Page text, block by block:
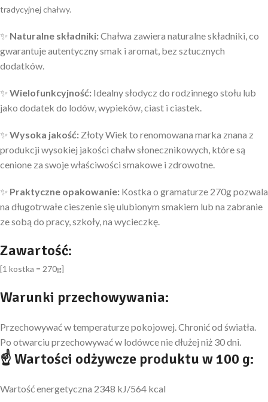
tradycyjnej chałwy.
✨ Naturalne składniki:Chałwa zawiera naturalne składniki, co
gwarantuje autentyczny smak i aromat, bez sztucznych
dodatków.
✨ Wielofunkcyjność: Idealny słodycz do rodzinnego stołu lub
jako dodatek do lodów, wypieków, ciast i ciastek.
✨ Wysoka jakość: Złoty Wiek to renomowana marka znana z
produkcji wysokiej jakości chałw słonecznikowych, które są
cenione za swoje właściwości smakowe i zdrowotne.
✨ Praktyczne opakowanie: Kostka o gramaturze 270g pozwala
na długotrwałe cieszenie się ulubionym smakiem lub na zabranie
ze sobą do pracy, szkoły, na wycieczkę.
Zawartość:
[1 kostka = 270g]
Warunki przechowywania:
Przechowywać w temperaturze pokojowej. Chronić od światła.
Po otwarciu przechowywać w lodówce nie dłużej niż 30 dni.
☝ Wartości odżywcze produktu w 100 g:
Wartość energetyczna 2348 kJ/564 kcal